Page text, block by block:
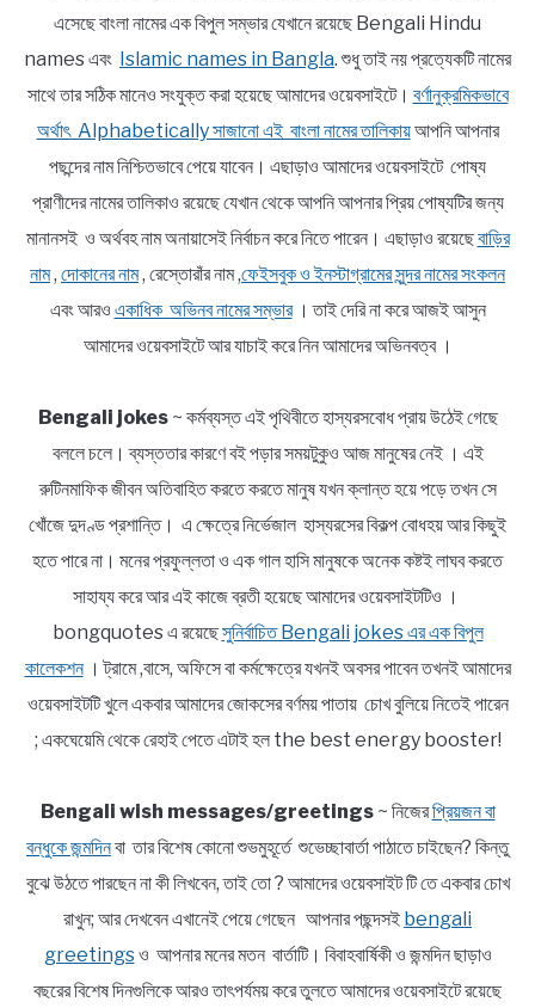
এসেছে বাংলা নামের এক বিপুল সম্ভার যেখানে রয়েছে Bengali Hindu
names এবং Islamic names in Bangla. শুধু তাই নয় প্রত্যেকটি নামের
সাথে তার সঠিক মানেও সংযুক্ত করা হয়েছে আমাদের ওয়েবসাইটে। বর্ণানুক্রমিকভাবে
অর্থাৎ Alphabetically সাজানো এই বাংলা নামের তালিকায়আপনি আপনার
পছন্দের নাম নিশ্চিতভাবে পেয়ে যাবেন। এছাড়াও আমাদের ওয়েবসাইটে পোষ্য
প্রাণীদের নামের তালিকাও রয়েছে যেখান থেকে আপনি আপনার প্রিয় পোষ্যটির জন্য
মানানসই ও অর্থবহ নাম অনায়াসেই নির্বাচন করে নিতে পারেন। এছাড়াও রয়েছেবাড়ির
নাম, দোকানের নাম, রেস্তোরাঁর নাম ,ফেইসবুক ও ইনস্টাগ্রামের সুন্দর নামের সংকলন
এবং আরও একাধিক অভিনব নামের সম্ভার। তাই দেরি না করে আজই আসুন
আমাদের ওয়েবসাইটে আর যাচাই করে নিন আমাদের অভিনবত্ব ।
Bengali jokes~ কর্মব্যস্ত এই পৃথিবীতে হাস্যরসবোধ প্রায় উঠেই গেছে
বললে চলে। ব্যস্ততার কারণে বই পড়ার সময়টুকুও আজ মানুষের নেই । এই
রুটিনমাফিক জীবন অতিবাহিত করতে করতে মানুষ যখন ক্লান্ত হয়ে পড়ে তখন সে
খোঁজে দুদণ্ড প্রশান্তি। এ ক্ষেত্রে নির্ভেজাল হাস্যরসের বিকল্প বোধহয় আর কিছুই
হতে পারে না। মনের প্রফুল্লতা ও এক গাল হাসি মানুষকে অনেক কষ্টই লাঘব করতে
সাহায্য করে আর এই কাজে ব্রতী হয়েছে আমাদের ওয়েবসাইটটিও ।
bongquotes এ রয়েছেসুনির্বাচিত Bengali jokes এর এক বিপুল
কালেকশন। ট্রামে ,বাসে, অফিসে বা কর্মক্ষেত্রে যখনই অবসর পাবেন তখনই আমাদের
ওয়েবসাইটটি খুলে একবার আমাদের জোকসের বর্ণময় পাতায় চোখ বুলিয়ে নিতেই পারেন
; একঘেয়েমি থেকে রেহাই পেতে এটাই হল the best energy booster!
Bengali wish messages/greetings~ নিজেরপ্রিয়জন বা
বন্ধুকে জন্মদিনবা তার বিশেষ কোনো শুভমুহূর্তে শুভেচ্ছাবার্তা পাঠাতে চাইছেন? কিন্তু
বুঝে উঠতে পারছেন না কী লিখবেন, তাই তো ? আমাদের ওয়েবসাইট টি তে একবার চোখ
রাখুন; আর দেখবেন এখানেই পেয়ে গেছেন আপনার পছন্দসই bengali
greetingsও আপনার মনের মতন বার্তাটি। বিবাহবার্ষিকী ও জন্মদিন ছাড়াও
বছরের বিশেষ দিনগুলিকে আরও তাৎপর্যময় করে তুলতে আমাদের ওয়েবসাইটে রয়েছে